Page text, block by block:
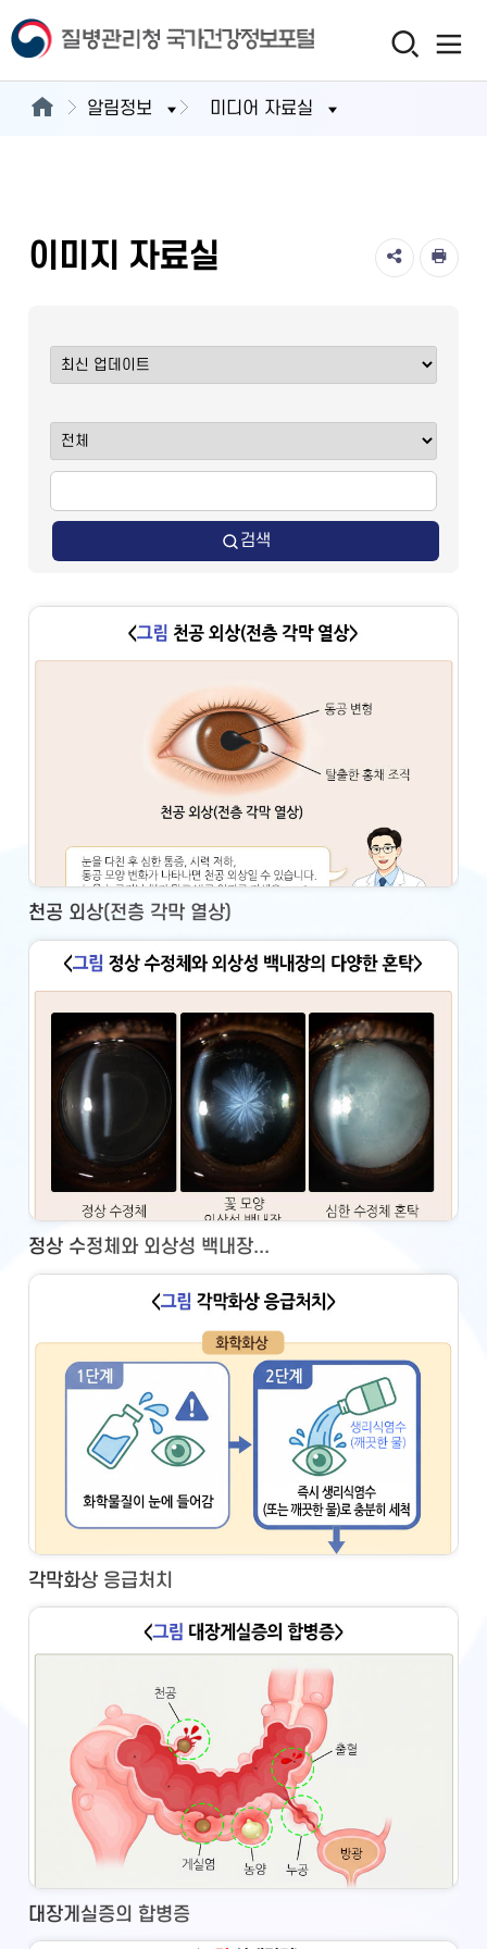
알림정보 미디어 자료실
이미지 자료실
검색
천공 외상(전층 각막 열상)
정상 수정체와 외상성 백내장...
각막화상 응급처치
대장게실증의 합병증